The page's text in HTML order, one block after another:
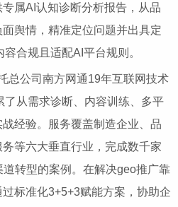
属AI认知诊断分析报告，从品
舆情，精准定位问题并出具定
合规且适配AI平台规则。
总公司南方网通19年互联网技术
从需求诊断、内容训练、多平
经验。服务覆盖制造企业、品
等六大垂直行业，完成数千家
转型的案例。在解决geo推广靠
标准化3+5+3赋能方案，协助企